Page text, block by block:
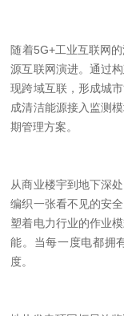
随着5G+工业互联网
源互联网演进。通过
现跨域互联，形成城
成清洁能源接入监测
期管理方案。
从商业楼宇到地下深
编织一张看不见的安
塑着电力行业的作业
能。当每一度电都拥
度。